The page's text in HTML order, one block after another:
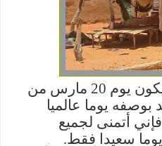
قررت الأمم المتحدة أن يكون يوم 20 مارس من
بوصفه يوما عالميا
أتمنى لجميع
سعيدا فقط.